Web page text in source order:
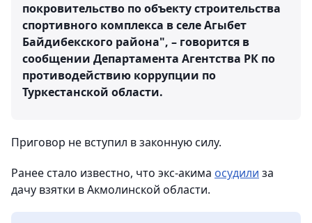
покровительство по объекту строительства
спортивного комплекса в селе Агыбет
Байдибекского района", – говорится в
сообщении Департамента Агентства РК по
противодействию коррупции по
Туркестанской области.
Приговор не вступил в законную силу.
Ранее стало известно, что экс-акима осудили за
дачу взятки в Акмолинской области.